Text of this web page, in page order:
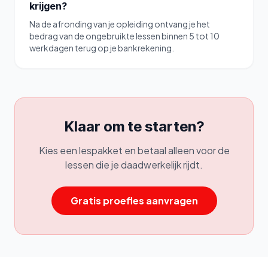
krijgen?
Na de afronding van je opleiding ontvang je het
bedrag van de ongebruikte lessen binnen 5 tot 10
werkdagen terug op je bankrekening.
Klaar om te starten?
Kies een lespakket en betaal alleen voor de
lessen die je daadwerkelijk rijdt.
Gratis proefles aanvragen